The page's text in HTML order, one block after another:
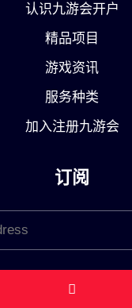
认识九游会开户
精品项目
游戏资讯
服务种类
加入注册九游会
订阅